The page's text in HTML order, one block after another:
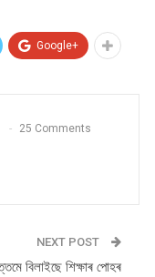
Google+
25 Comments
NEXT POST
বিলাইছে শিক্ষাৰ পোহৰ